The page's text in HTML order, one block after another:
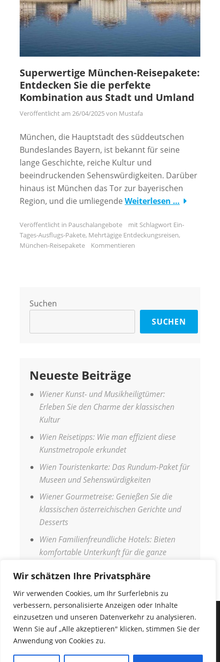
Wir schätzen Ihre Privatsphäre
Wir verwenden Cookies, um Ihr Surferlebnis zu
verbessern, personalisierte Anzeigen oder Inhalte
einzusetzen und unseren Datenverkehr zu analysieren.
Wenn Sie auf „Alle akzeptieren" klicken, stimmen Sie der
Anwendung von Cookies zu.
Superwertige München-Reisepakete:
Entdecken Sie die perfekte
Kombination aus Stadt und Umland
Veröffentlicht am 26/04/2025von Mustafa
München, die Hauptstadt des süddeutschen
Bundeslandes Bayern, ist bekannt für seine
lange Geschichte, reiche Kultur und
beeindruckenden Sehenswürdigkeiten. Darüber
hinaus ist München das Tor zur bayerischen
Region, und die umliegende Weiterlesen …
Veröffentlicht in Pauschalangebote mit Schlagwort Ein-
Tages-Ausflugs-Pakete, Mehrtägige Entdeckungsreisen,
München-Reisepakete
Kommentieren
Suchen
SUCHEN
Neueste Beiträge
Wiener Kunst- und Musikheiligtümer:
Erleben Sie den Charme der klassischen
Kultur
Wien Reisetipps: Wie man effizient diese
Kunstmetropole erkundet
Wien Touristenkarte: Das Rundum-Paket für
Museen und Sehenswürdigkeiten
Wiener Gourmetreise: Genießen Sie die
klassischen österreichischen Gerichte und
Desserts
Wien Familienfreundliche Hotels: Bieten
komfortable Unterkunft für die ganze
IMPRESSUM
DATENSCHUTZERKLÄRUNG
COPYRIGHT © 2026URLAUB WELT • Fabulous